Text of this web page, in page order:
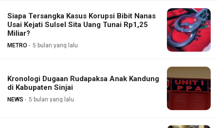
Siapa Tersangka Kasus Korupsi Bibit Nanas
Usai Kejati Sulsel Sita Uang Tunai Rp1,25
Miliar?
METRO 5 bulan yang lalu
Kronologi Dugaan Rudapaksa Anak Kandung
di Kabupaten Sinjai
NEWS 5 bulan yang lalu